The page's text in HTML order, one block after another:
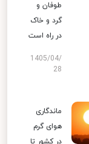
طوفان و
گرد و خاک
در راه است
1405/04/
28
ماندگاری
هوای گرم
در کشور تا